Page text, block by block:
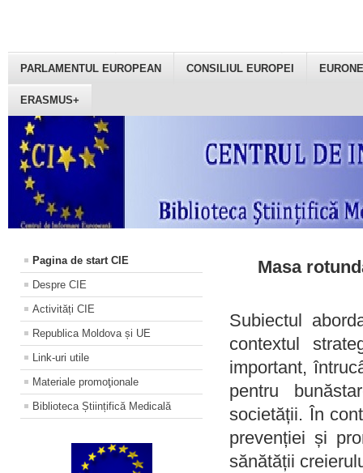
PARLAMENTUL EUROPEAN CONSILIUL EUROPEI
ERASMUS+
Pagina de start CIE
Despre CIE
Activități CIE
Republica Moldova și UE
Link-uri utile
Materiale promoţionale
Biblioteca Științifică Medicală
Masa
Subiectul
contextul
important,
pentru
societății. În
prevenției și
sănătății